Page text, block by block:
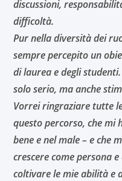
discussioni,
difficoltà.
Pur nella diversità dei
sempre percepito un
di laurea e degli
solo serio, ma anche
Vorrei ringraziare tutte
questo percorso, che mi
bene e nel male – e che
crescere come persona
coltivare le mie abilità e